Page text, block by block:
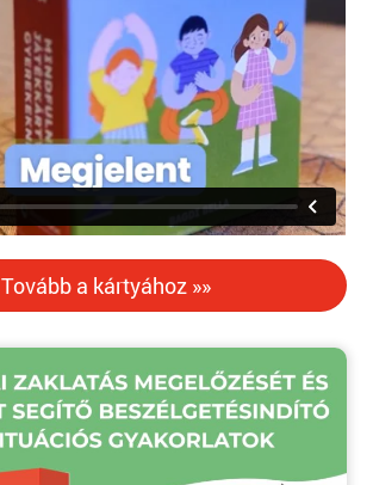
Tovább a kártyához »»